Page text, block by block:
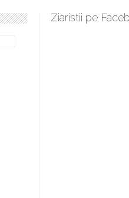
sculați, boieri mari! Sara
Ziaristii pe